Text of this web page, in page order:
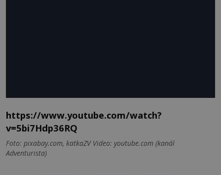
https://www.youtube.com/watch?
v=5bi7Hdp36RQ
Foto: pixabay.com, katkaZV Video: youtube.com (kanál
Adventurista)